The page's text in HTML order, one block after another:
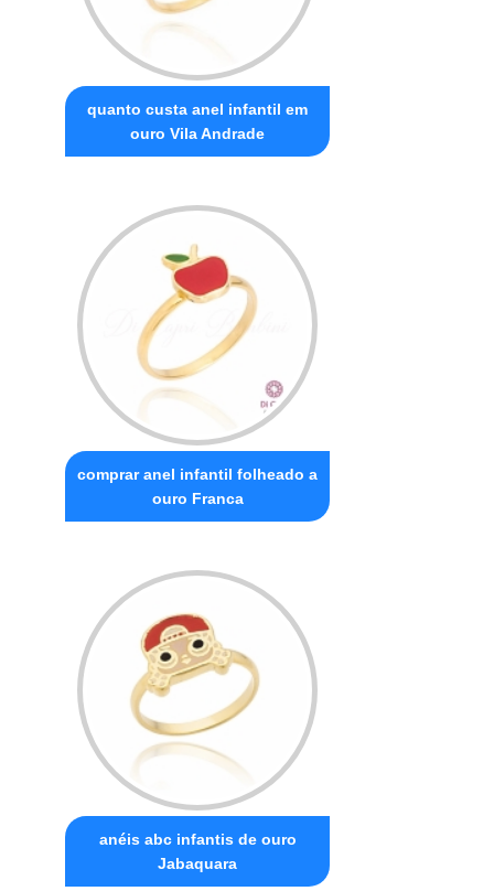
quanto custa anel infantil em
ouro Vila Andrade
comprar anel infantil folheado a
ouro Franca
anéis abc infantis de ouro
Jabaquara